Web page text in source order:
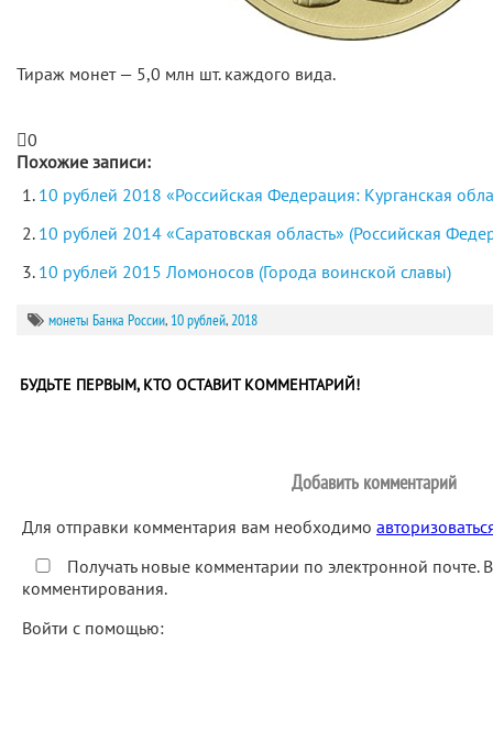
Тираж монет — 5,0 млн шт. каждого вида.
0
Похожие записи:
10 рублей 2018 «Российская Федерация: Курганская
10 рублей 2014 «Саратовская область» (Российская
10 рублей 2015 Ломоносов (Города воинской славы)
монеты Банка России, 10 рублей,2018
БУДЬТЕ ПЕРВЫМ, КТО ОСТАВИТ КОММЕНТАРИЙ!
Добавить комментарий
Для отправки комментария вам необходимо
Получать новые комментарии по электронной почте.
комментирования.
Войти с помощью: